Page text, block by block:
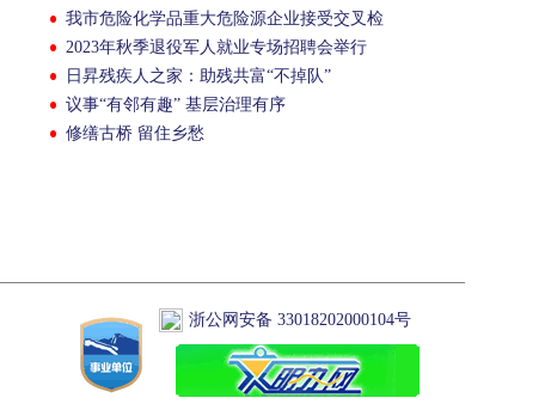
我市危险化学品重大危险源企业接受交叉检
查
2023年秋季退役军人就业专场招聘会举行
日昇残疾人之家：助残共富“不掉队”
议事“有邻有趣” 基层治理有序
修缮古桥 留住乡愁
浙公网安备 33018202000104号